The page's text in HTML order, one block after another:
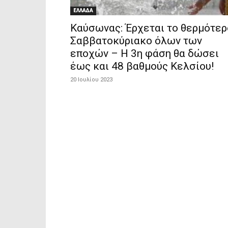
ΕΛΛΑΔΑ
Καύσωνας: Έρχεται το
Σαββατοκύριακο όλων των
εποχών – Η 3η φάση θα δώσει
έως και 48 βαθμούς Κελσίου!
20 Ιουλίου 2023